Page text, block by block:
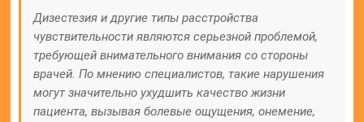
Дизестезия и другие типы расстройства
чувствительности являются серьезной проблемой,
требующей внимательного внимания со стороны
врачей. По мнению специалистов, такие нарушения
могут значительно ухудшить качество жизни
пациента, вызывая болевые ощущения, онемение,